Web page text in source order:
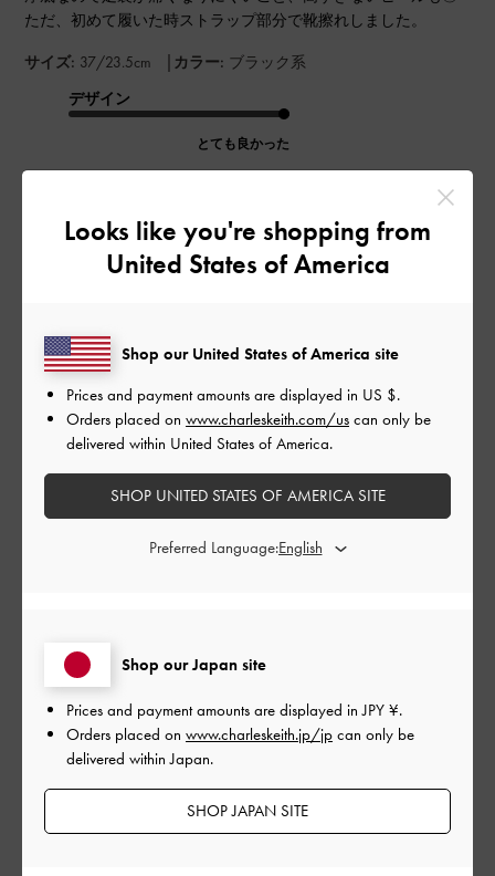
ただ、初めて履いた時ストラップ部分で靴擦れしました。
サイズ: 37/23.5cm | カラー: ブラック系
デザイン
とても良かった
とても良かった
このレビューは役に立ちましたか？
ご利用者様
とってもかわいい
かったです！
サイズ: 37/23.5cm |カラー: ブラック系
デザイン
とても良かった
2024-03-29
Looks like you're shopping from
United States of America
Shop our Japan site
Prices and payment amounts are displayed inJPY ¥.
Orders placed on www.charleskeith.jp/jp can only be
delivered within Japan.
SHOP JAPAN SITE
Shop our United States of America site
Prices and payment amounts are displayed in US $.
Orders placed on www.charleskeith.com/us can only be
delivered within United States of America.
SHOP UNITED STATES OF AMERICA SITE
Preferred Language: